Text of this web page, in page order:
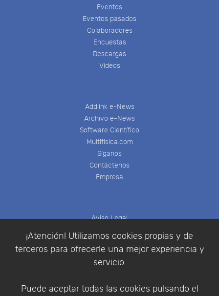
¡Atención! Utilizamos cookies propias y de
terceros para ofrecerle una mejor experiencia y
servicio.
Puede aceptar todas las cookies pulsando el
Eventos
Eventos pasados
Colaboradores
Encuestas
Descargas
Videos
Addlink e-News
Archivo e-News
Software Científico
Multifisica.com
Síganos
Contáctenos
Empresa
Aviso Legal
Política de Privacidad
Condiciones de compra
Identificarse